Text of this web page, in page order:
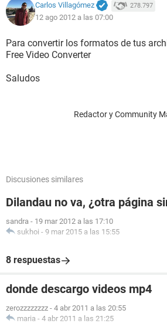
Carlos Villagómez 278.797
12 ago 2012 a las 07:00
Para convertir los formatos de tus
Free Video Converter
Saludos
Redactor y Community
Discusiones similares
Dilandau no va, ¿otra página
sandra - 19 mar 2012 a las 17:10
sukhoi - 9 mar 2015 a las 15:55
8 respuestas
donde descargo videos mp4
zerozzzzzzzz - 4 abr 2011 a las 20:55
maria - 4 abr 2011 a las 21:25